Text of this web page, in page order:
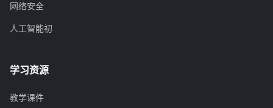
网络安全
人工智能初
学习资源
教学课件